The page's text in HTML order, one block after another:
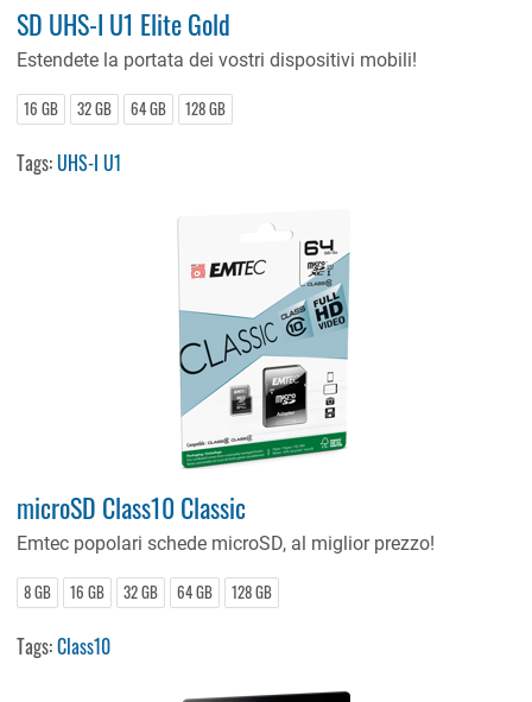
SD UHS-I U1 Elite Gold
Estendete la portata dei vostri dispositivi mobili!
16 GB 32 GB 64 GB 128 GB
Tags:UHS-I U1
microSD Class10 Classic
Emtec popolari schede microSD, al miglior prezzo!
8 GB 16 GB 32 GB 64 GB 128 GB
Tags:Class10